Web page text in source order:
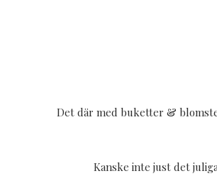
Det där med buketter &
Kanske inte just det